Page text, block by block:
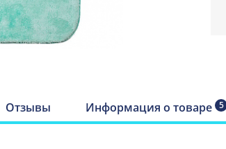
Отзывы Информация о товаре 5